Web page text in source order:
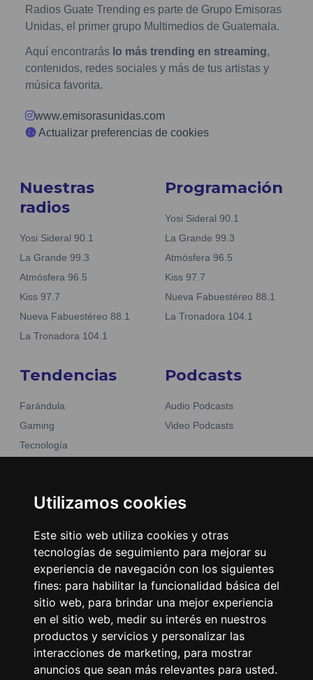
Utilizamos cookies
Este sitio web utiliza cookies y otras
tecnologías de seguimiento para mejorar su
experiencia de navegación con los siguientes
fines: para habilitar la funcionalidad básica del
sitio web, para brindar una mejor experiencia
en el sitio web, medir su interés en nuestros
productos y servicios y personalizar las
interacciones de marketing, para mostrar
anuncios que sean más relevantes para usted.
Radios Guate Trending es parte de Grupo Emisoras
Unidas, el primer grupo Multimedios de Guatemala.
Aquí encontrarás lo más trending en streaming,
contenidos, redes sociales y más de tus artistas y
música favorita.
www.emisorasunidas.com
Actualizar preferencias de cookies
Nuestras
radios
Yosi Sideral 90.1
La Grande 99.3
Atmósfera 96.5
Kiss 97.7
Nueva Fabuestéreo 88.1
La Tronadora 104.1
Programación
Yosi Sideral 90.1
La Grande 99.3
Atmósfera 96.5
Kiss 97.7
Nueva Fabuestéreo 88.1
La Tronadora 104.1
Tendencias
Farándula
Gaming
Tecnología
Noticias
Podcasts
Audio Podcasts
Video Podcasts
Emisoras Unidas
Encuéntranos
Contacto
Términos y condiciones
Directorio